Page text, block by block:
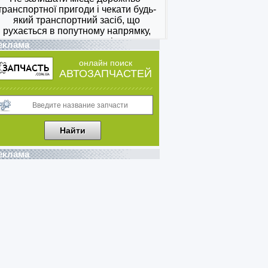
онлайн поиск
АВТОЗАПЧАСТЕЙ